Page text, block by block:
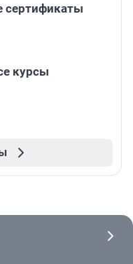
сертификаты
курсы